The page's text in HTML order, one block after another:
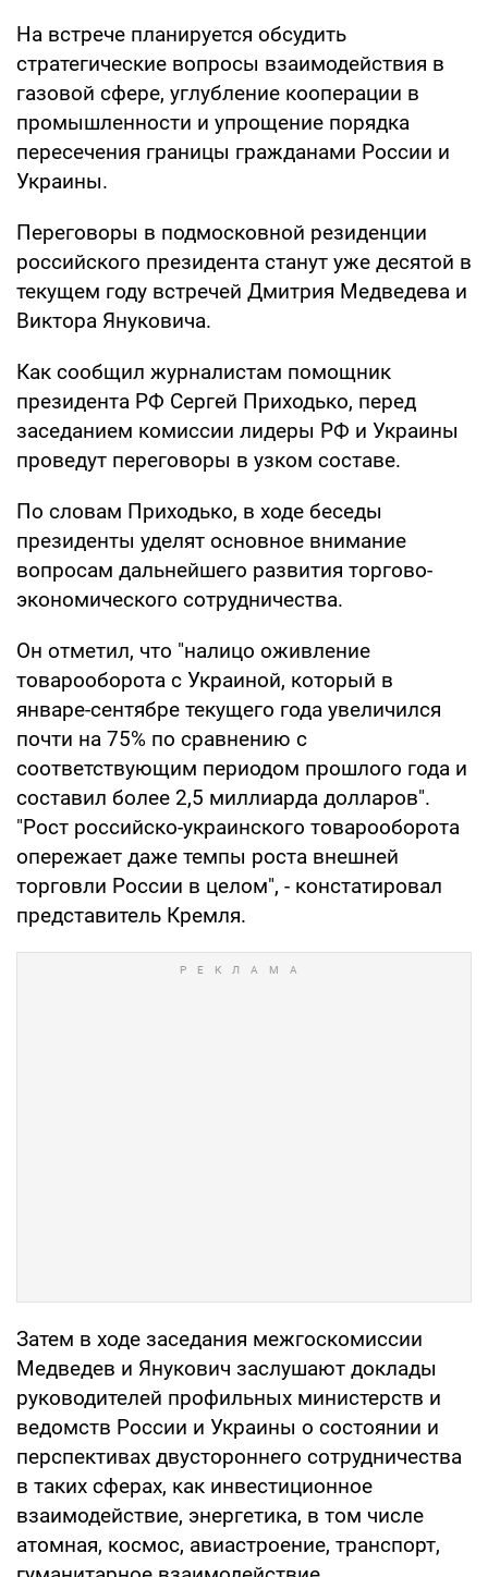
На встрече планируется обсудить
стратегические вопросы взаимодействия в
газовой сфере, углубление кооперации в
промышленности и упрощение порядка
пересечения границы гражданами России и
Украины.
Переговоры в подмосковной резиденции
российского президента станут уже десятой в
текущем году встречей Дмитрия Медведева и
Виктора Януковича.
Как сообщил журналистам помощник
президента РФ Сергей Приходько, перед
заседанием комиссии лидеры РФ и Украины
проведут переговоры в узком составе.
По словам Приходько, в ходе беседы
президенты уделят основное внимание
вопросам дальнейшего развития торгово-
экономического сотрудничества.
Он отметил, что "налицо оживление
товарооборота с Украиной, который в
январе-сентябре текущего года увеличился
почти на 75% по сравнению с
соответствующим периодом прошлого года и
составил более 2,5 миллиарда долларов".
"Рост российско-украинского товарооборота
опережает даже темпы роста внешней
торговли России в целом", - констатировал
представитель Кремля.
Затем в ходе заседания межгоскомиссии
Медведев и Янукович заслушают доклады
руководителей профильных министерств и
ведомств России и Украины о состоянии и
перспективах двустороннего сотрудничества
в таких сферах, как инвестиционное
взаимодействие, энергетика, в том числе
атомная, космос, авиастроение, транспорт,